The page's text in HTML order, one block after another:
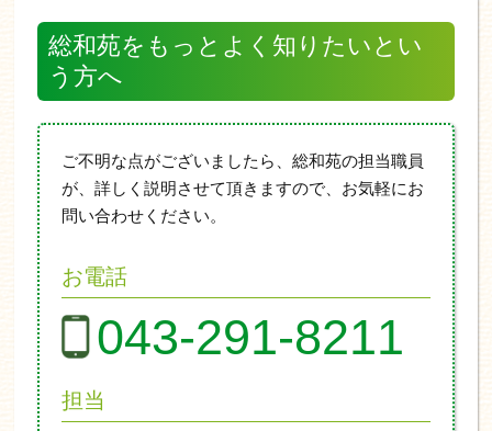
総和苑をもっとよく知りたいとい
う方へ
ご不明な点がございましたら、総和苑の担当職員
が、詳しく説明させて頂きますので、お気軽にお
問い合わせください。
お電話
043-291-8211
担当